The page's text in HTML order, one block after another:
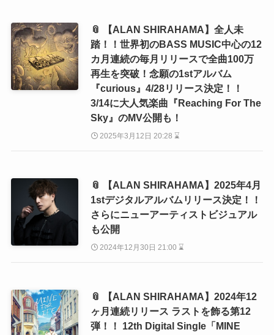
📎 【ALAN SHIRAHAMA】全人未
踏！！世界初のBASS MUSIC中心の12
カ月連続の毎月リリースで全曲100万
再生を突破！念願の1stアルバム
『curious』4/28リリース決定！！
3/14に大人気楽曲『Reaching For The
Sky』のMV公開も！
2025年3月12日 20:28 ⌛
📎 【ALAN SHIRAHAMA】2025年4月
1stデジタルアルバムリリース決定！！
さらにニューアーティストビジュアル
も公開
2024年12月30日 21:00 ⌛
📎 【ALAN SHIRAHAMA】2024年12
ヶ月連続リリース ラストを飾る第12
弾！！ 12th Digital Single「MINE